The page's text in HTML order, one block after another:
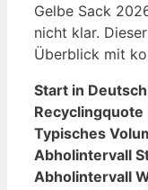
Gelbe Sack
nicht klar.
Überblick mit
Start in
Typisches
Abholintervall
Abholintervall